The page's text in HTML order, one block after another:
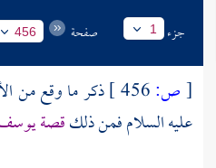
جزء 1 صفحة 456
[ص:
ذكر ما وقع من
عليه السلام فمن ذلكقصة